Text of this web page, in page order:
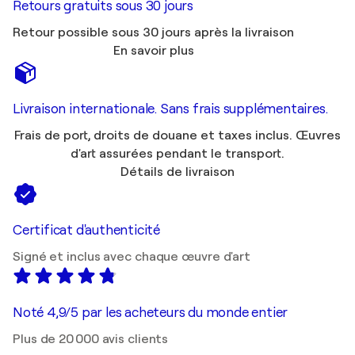
Retours gratuits sous 30 jours
Retour possible sous 30 jours après la livraison
En savoir plus
Livraison internationale. Sans frais supplémentaires.
Frais de port, droits de douane et taxes inclus. Œuvres
d'art assurées pendant le transport.
Détails de livraison
Certificat d'authenticité
Signé et inclus avec chaque œuvre d'art
Noté 4,9/5 par les acheteurs du monde entier
Plus de 20 000 avis clients